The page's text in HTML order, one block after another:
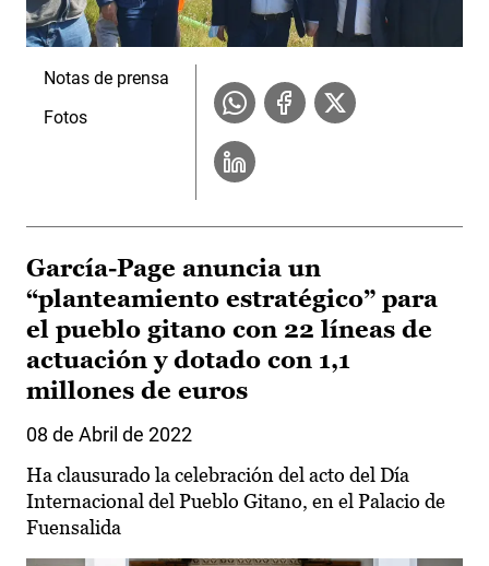
Notas de prensa
Fotos
García-Page anuncia un
“planteamiento estratégico” para
el pueblo gitano con 22 líneas de
actuación y dotado con 1,1
millones de euros
08 de Abril de 2022
Ha clausurado la celebración del acto del Día
Internacional del Pueblo Gitano, en el Palacio de
Fuensalida